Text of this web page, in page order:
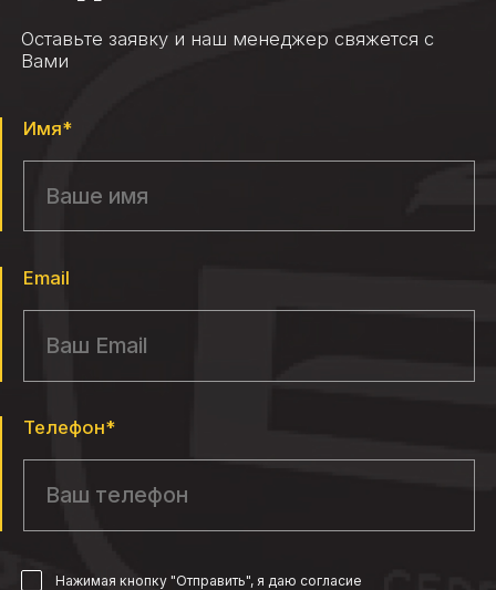
Оставьте заявку и наш менеджер свяжется с
Вами
Имя*
Email
Телефон*
Нажимая кнопку "Отправить", я даю согласие